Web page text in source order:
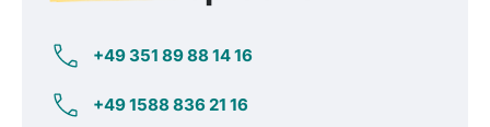
+49 351 89 88 14 16
+49 1588 836 21 16